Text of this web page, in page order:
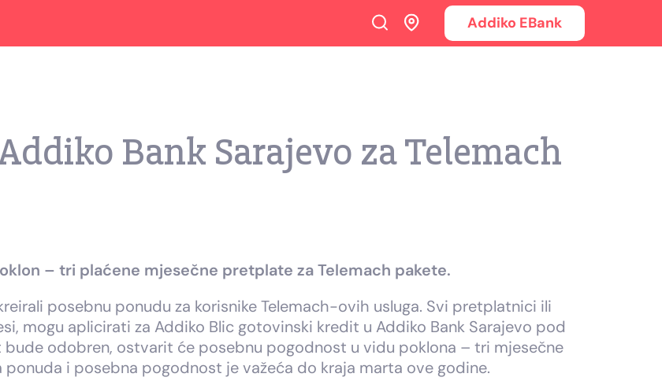
Addiko EBank
Bank Sarajevo za Telemach
– tri plaćene mjesečne pretplate za Telemach pakete.
posebnu ponudu za korisnike Telemach-ovih usluga. Svi pretplatnici ili
mogu aplicirati za Addiko Blic gotovinski kredit u Addiko Bank Sarajevo pod
odobren, ostvarit će posebnu pogodnost u vidu poklona – tri mjesečne
i posebna pogodnost je važeća do kraja marta ove godine.